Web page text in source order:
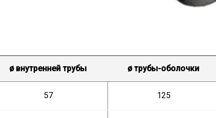
øвнутренней трубы øтрубы-оболочки
57 125